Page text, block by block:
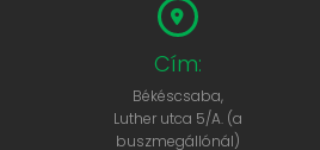
Cím:
Békéscsaba,
Luther utca 5/A. (a
buszmegállónál)